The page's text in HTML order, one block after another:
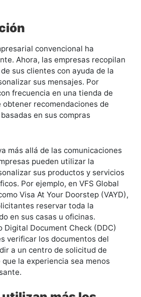
convencional ha
Ahora, las empresas recopilan
sus clientes con ayuda de la
sus mensajes. Por
frecuencia en una tienda de
obtener recomendaciones de
en sus compras
más allá de las comunicaciones
pueden utilizar la
sus productos y servicios
Por ejemplo, en VFS Global
Visa At Your Doorstep (VAYD),
reservar toda la
en sus casas u oficinas.
Digital Document Check (DDC)
verificar los documentos del
a un centro de solicitud de
la experiencia sea menos